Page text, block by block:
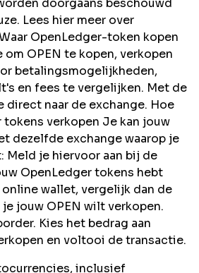
doorgaans beschouwd
Lees hier meer over
OpenLedger-token kopen
om OPEN te kopen, verkopen
betalingsmogelijkheden,
en fees te vergelijken. Met de
direct naar de exchange. Hoe
tokens verkopen Je kan jouw
dezelfde exchange waarop je
Meld je hiervoor aan bij de
OpenLedger tokens hebt
wallet, vergelijk dan de
jouw OPEN wilt verkopen.
Kies het bedrag aan
en voltooi de transactie.
inclusief